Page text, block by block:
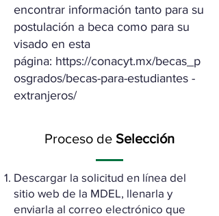
encontrar información tanto para su
postulación a beca como para su
visado en esta
página: https://conacyt.mx/becas_p
osgrados/becas-para-estudiantes -
extranjeros/
Proceso de Selección
Descargar la solicitud en línea del
sitio web de la MDEL, llenarla y
enviarla al correo electrónico que